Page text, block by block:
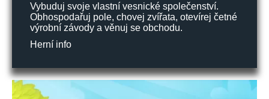
Vybuduj svoje vlastní vesnické společenství.
Obhospodařuj pole, chovej zvířata, otevírej četné
výrobní závody a věnuj se obchodu.
Herní info